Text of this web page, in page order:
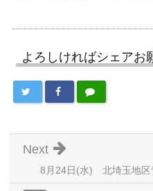
よろしければシェアお
8月24日(水) 北埼玉地区
Next